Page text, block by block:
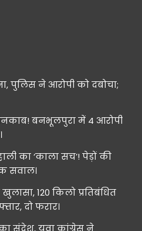
पुलिस ने आरोपी को दबोचा;
बनभूलपुरा में 4 आरोपी
का ‘काला सच’! पेड़ों की
सवाल।
120 किलो प्रतिबंधित
दो फरार।
संदेश, युवा कांग्रेस ने